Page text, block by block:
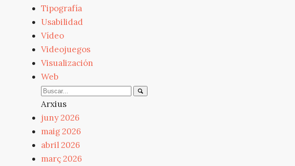
Tipografía
Usabilidad
Vídeo
Videojuegos
Visualización
Web
Arxius
juny 2026
maig 2026
abril 2026
març 2026